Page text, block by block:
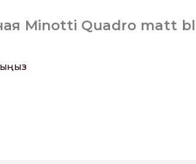
Minotti Quadro matt